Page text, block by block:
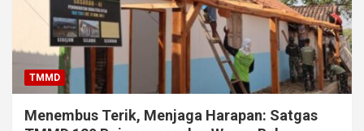
TMMD
Menembus Terik, Menjaga Harapan: Satgas